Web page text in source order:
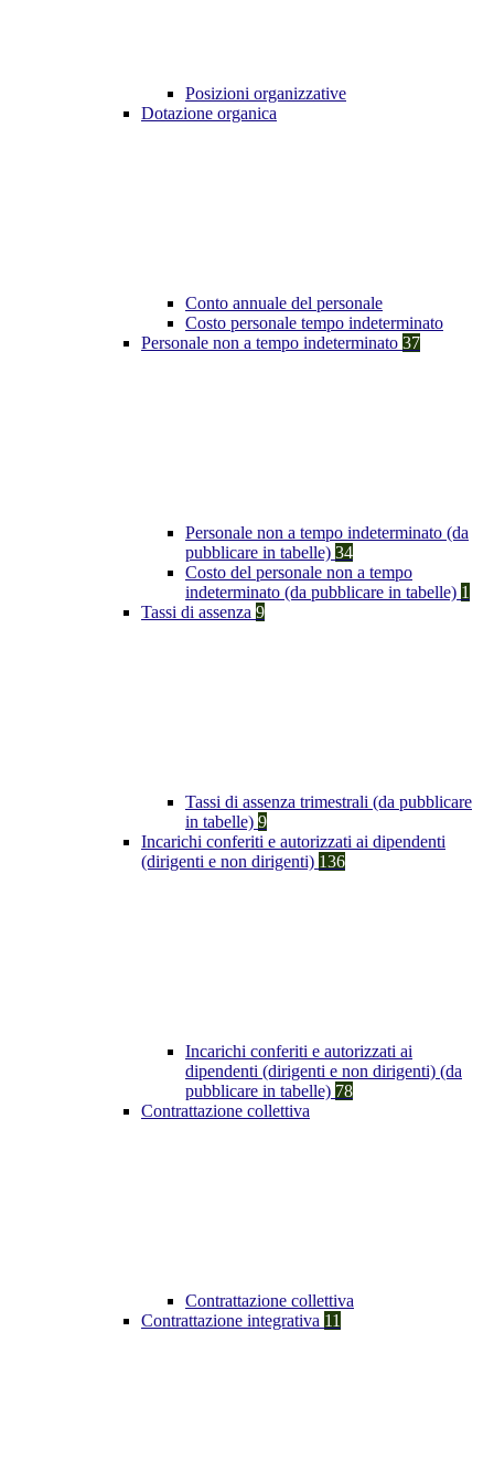
Posizioni organizzative
Dotazione organica
Conto annuale del personale
Costo personale tempo indeterminato
Personale non a tempo indeterminato 37
Personale non a tempo indeterminato (da
pubblicare in tabelle) 34
Costo del personale non a tempo
indeterminato (da pubblicare in tabelle) 1
Tassi di assenza 9
Tassi di assenza trimestrali (da pubblicare
in tabelle) 9
Incarichi conferiti e autorizzati ai dipendenti
(dirigenti e non dirigenti) 136
Incarichi conferiti e autorizzati ai
dipendenti (dirigenti e non dirigenti) (da
pubblicare in tabelle) 78
Contrattazione collettiva
Contrattazione collettiva
Contrattazione integrativa 11